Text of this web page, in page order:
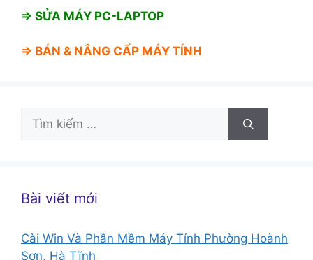
⇒ SỬA MÁY PC-LAPTOP
⇒ BÁN & NÂNG CẤP MÁY TÍNH
Tìm
Bài viết mới
Cài Win Và Phần Mềm Máy Tính Phường Hoành
Sơn, Hà Tĩnh